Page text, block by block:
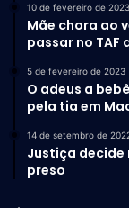
10 de fevereiro de 2023
Mãe chora ao
passar no TAF
5 de fevereiro de 2023
O adeus a
pela tia em
14 de setembro de
Justiça
preso